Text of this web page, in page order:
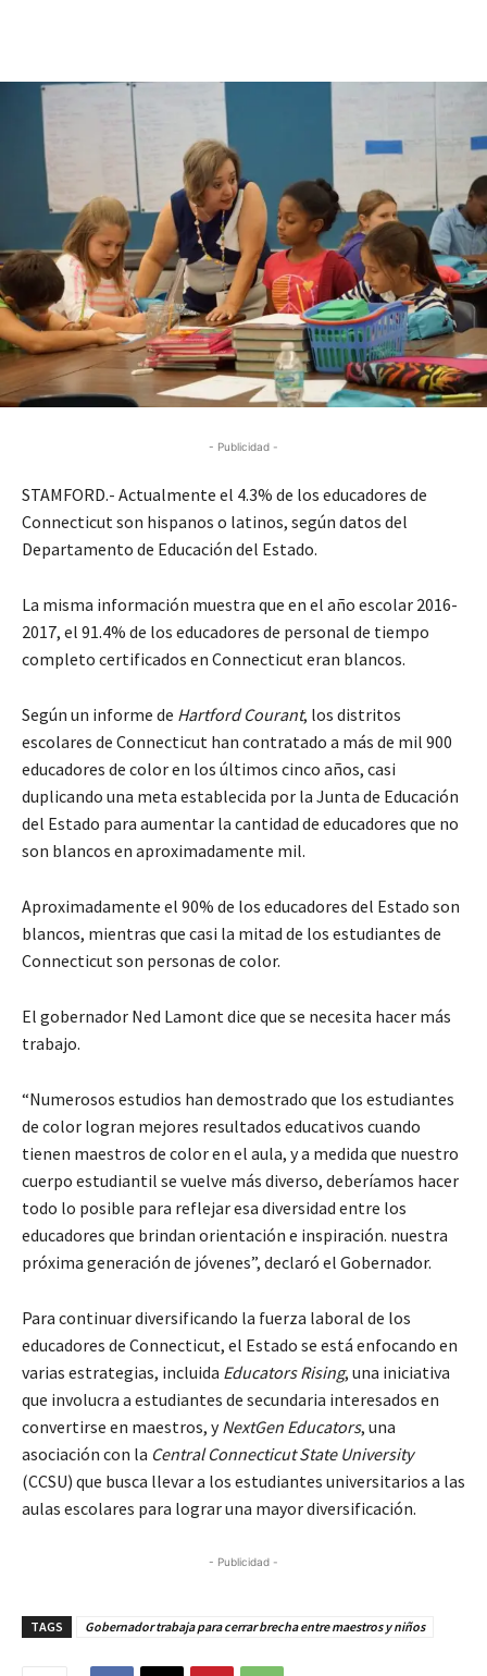
- Publicidad -
STAMFORD.- Actualmente el 4.3% de los educadores de
Connecticut son hispanos o latinos, según datos del
Departamento de Educación del Estado.
La misma información muestra que en el año escolar 2016-
2017, el 91.4% de los educadores de personal de tiempo
completo certificados en Connecticut eran blancos.
Según un informe de Hartford Courant, los distritos
escolares de Connecticut han contratado a más de mil 900
educadores de color en los últimos cinco años, casi
duplicando una meta establecida por la Junta de Educación
del Estado para aumentar la cantidad de educadores que no
son blancos en aproximadamente mil.
Aproximadamente el 90% de los educadores del Estado son
blancos, mientras que casi la mitad de los estudiantes de
Connecticut son personas de color.
El gobernador Ned Lamont dice que se necesita hacer más
trabajo.
“Numerosos estudios han demostrado que los estudiantes
de color logran mejores resultados educativos cuando
tienen maestros de color en el aula, y a medida que nuestro
cuerpo estudiantil se vuelve más diverso, deberíamos hacer
todo lo posible para reflejar esa diversidad entre los
educadores que brindan orientación e inspiración. nuestra
próxima generación de jóvenes”, declaró el Gobernador.
Para continuar diversificando la fuerza laboral de los
educadores de Connecticut, el Estado se está enfocando en
varias estrategias, incluida Educators Rising, una iniciativa
que involucra a estudiantes de secundaria interesados ​​en
convertirse en maestros, yNextGen Educators, una
asociación con la Central Connecticut State University
(CCSU) que busca llevar a los estudiantes universitarios a las
aulas escolares para lograr una mayor diversificación.
- Publicidad -
TAGS Gobernador trabaja para cerrar brecha entre maestros y niños